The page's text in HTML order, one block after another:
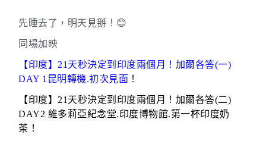
先睡去了，明天見掰！ 😊
同場加映
【印度】21天秒決定到印度兩個月！加爾各答(一)
DAY 1昆明轉機.初次見面！
【印度】21天秒決定到印度兩個月！加爾各答(二)
DAY2 維多莉亞紀念堂.印度博物館.第一杯印度奶
茶！